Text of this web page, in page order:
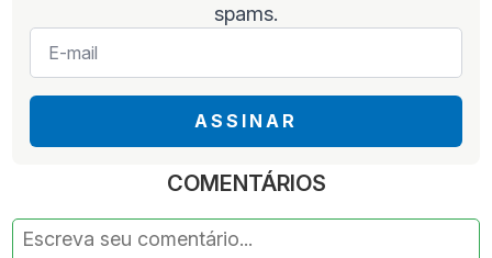
spams.
E-
mail
ASSINAR
COMENTÁRIOS